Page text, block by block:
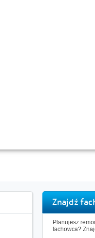
Znajdź
Planujesz
fachowca?